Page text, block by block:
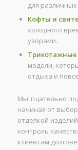
для
Кофты и
холодного
узорами.
Трикотажные
модели,
отдыха и
Мы тщательно
начиная от
отделкой
контроль
клиентам